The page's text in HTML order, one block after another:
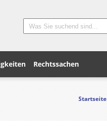
Rechtssachen
Startseite